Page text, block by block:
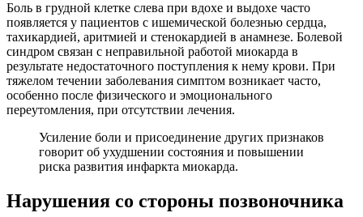
Боль в грудной клетке слева при вдохе и выдохе часто
появляется у пациентов с ишемической болезнью сердца,
тахикардией, аритмией и стенокардией в анамнезе. Болевой
синдром связан с неправильной работой миокарда в
результате недостаточного поступления к нему крови. При
тяжелом течении заболевания симптом возникает часто,
особенно после физического и эмоционального
переутомления, при отсутствии лечения.
Усиление боли и присоединение других признаков
говорит об ухудшении состояния и повышении
риска развития инфаркта миокарда.
Нарушения со стороны позвоночника